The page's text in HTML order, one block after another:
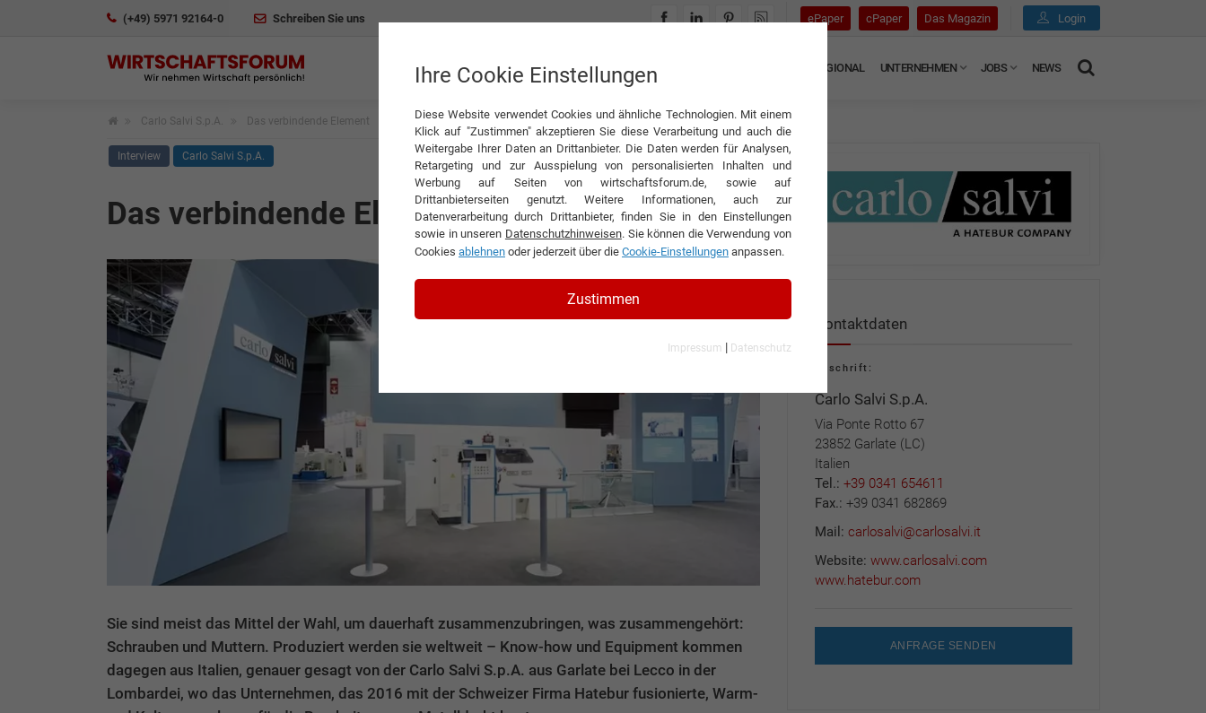
(+49) 5971 92164-0 Schreiben Sie uns ePaper cPaper Das Magazin Login
INTERVIEWS REGIONAL UNTERNEHMEN JOBS NEWS
Carlo Salvi S.p.A. Das verbindende Element
Interview Carlo Salvi S.p.A.
Das verbindende Element
Sie sind meist das Mittel der Wahl, um dauerhaft zusammenzubringen, was zusammengehört:
Schrauben und Muttern. Produziert werden sie weltweit – Know-how und Equipment kommen
dagegen aus Italien, genauer gesagt von der Carlo Salvi S.p.A. aus Garlate bei Lecco in der
Lombardei, wo das Unternehmen, das 2016 mit der Schweizer Firma Hatebur fusionierte, Warm-
Kontaktdaten
Anschrift:
Carlo Salvi S.p.A.
Via Ponte Rotto 67
23852 Garlate (LC)
Italien
Tel.: +39 0341 654611
Fax.: +39 0341 682869
Mail: carlosalvi@carlosalvi.it
Website: www.carlosalvi.com
www.hatebur.com
ANFRAGE SENDEN
Ihre Cookie Einstellungen
Diese Website verwendet Cookies und ähnliche Technologien. Mit einem
Klick auf "Zustimmen" akzeptieren Sie diese Verarbeitung und auch die
Weitergabe Ihrer Daten an Drittanbieter. Die Daten werden für Analysen,
Retargeting und zur Ausspielung von personalisierten Inhalten und
Werbung auf Seiten von wirtschaftsforum.de, sowie auf
Drittanbieterseiten genutzt. Weitere Informationen, auch zur
Datenverarbeitung durch Drittanbieter, finden Sie in den Einstellungen
sowie in unseren Datenschutzhinweisen. Sie können die Verwendung von
Cookies ablehnen oder jederzeit über die Cookie-Einstellungen anpassen.
Zustimmen
Impressum | Datenschutz